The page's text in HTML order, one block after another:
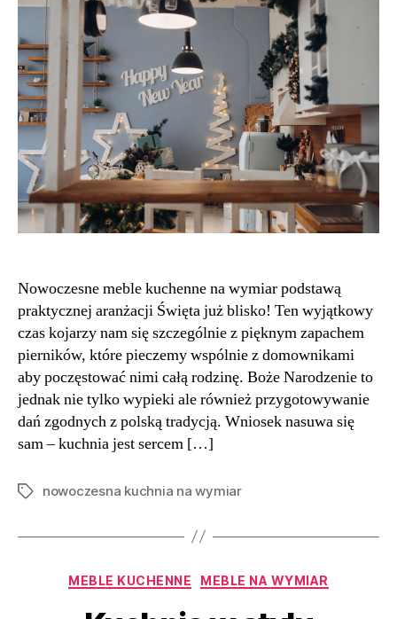
Nowoczesne meble kuchenne na wymiar podstawą
praktycznej aranżacji Święta już blisko! Ten wyjątkowy
czas kojarzy nam się szczególnie z pięknym zapachem
pierników, które pieczemy wspólnie z domownikami
aby poczęstować nimi całą rodzinę. Boże Narodzenie to
jednak nie tylko wypieki ale również przygotowywanie
dań zgodnych z polską tradycją. Wniosek nasuwa się
sam – kuchnia jest sercem […]
Taginowoczesna kuchnia na wymiar
Kategorie
MEBLE KUCHENNE MEBLE NA WYMIAR